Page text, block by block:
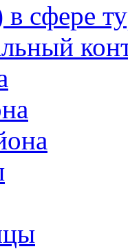
в сфере